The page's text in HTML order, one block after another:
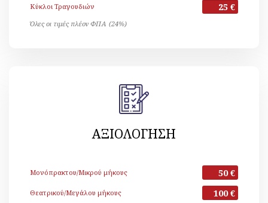
Κύκλοι Τραγουδιών 25 €
Όλες οι τιμές πλέον ΦΠΑ (24%)
ΑΞΙΟΛΟΓΗΣΗ
Μονόπρακτου/Μικρού μήκους 50 €
Θεατρικού/Μεγάλου μήκους 100 €